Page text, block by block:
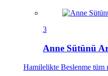
3
Anne Sütünü
Hamilelikte Beslenme tüm